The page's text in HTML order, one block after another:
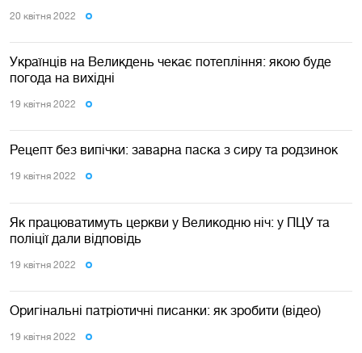
20 квiтня 2022
Українців на Великдень чекає потепління: якою буде
погода на вихідні
19 квiтня 2022
Рецепт без випічки: заварна паска з сиру та родзинок
19 квiтня 2022
Як працюватимуть церкви у Великодню ніч: у ПЦУ та
поліції дали відповідь
19 квiтня 2022
Оригінальні патріотичні писанки: як зробити (відео)
19 квiтня 2022